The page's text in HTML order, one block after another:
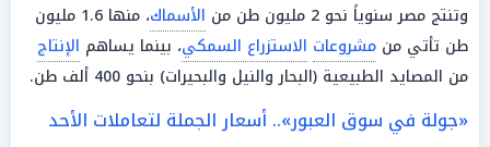
وتنتج مصر سنوياً نحو 2 مليون طن من
الأسماك
، منها 1.6 مليون
طن تأتي من مشروعات الاستزراع السمكي، بينما يساهم الإنتاج
من المصايد الطبيعية (البحار والنيل والبحيرات) بنحو 400 ألف طن.
«جولة في سوق العبور».. أسعار الجملة لتعاملات الأحد